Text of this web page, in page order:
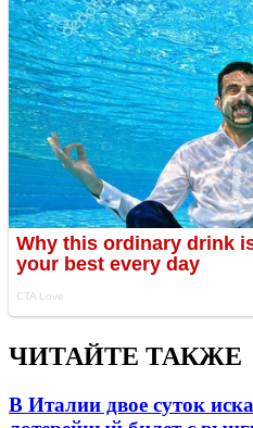
ЧИТАЙТЕ ТАКЖЕ
В Италии двое суток